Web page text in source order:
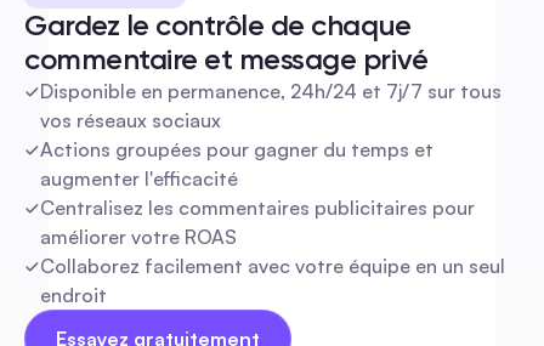
Commencez en quelques secondes
Facile à utiliser
Gardez le contrôle de chaque
commentaire et message privé
Disponible en permanence, 24h/24 et 7j/7 sur tous
vos réseaux sociaux
Actions groupées pour gagner du temps et
augmenter l'efficacité
Centralisez les commentaires publicitaires pour
améliorer votre ROAS
Collaborez facilement avec votre équipe en un seul
endroit
Essayez gratuitement